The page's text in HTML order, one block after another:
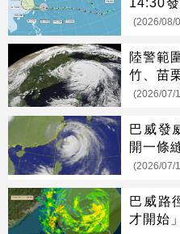
烈
(2026/08/
陸警範
竹、苗
(2026/07/
巴威發
開一條
(2026/07/
巴威路
才開始